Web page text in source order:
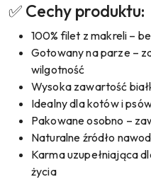
✅ Cechy produktu:
100% filet z makreli –
Gotowany na parze –
wilgotność
Wysoka zawartość
Idealny dla kotów i
Pakowane osobno –
Naturalne źródło
Karma uzupełniająca
życia